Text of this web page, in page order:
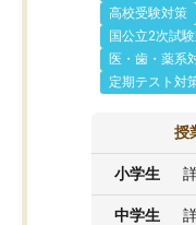
高校受験対策
国公立2次試
医・歯・薬系
定期テスト対
授
小学生
中学生